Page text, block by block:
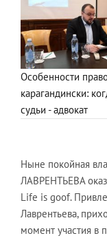
Особенности
карагандински:
судьи - адвокат
Ныне покойная
ЛАВРЕНТЬЕВА
Life is goof.
Лаврентьева,
момент участия в